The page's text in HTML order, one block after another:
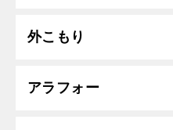
外こもり
アラフォー